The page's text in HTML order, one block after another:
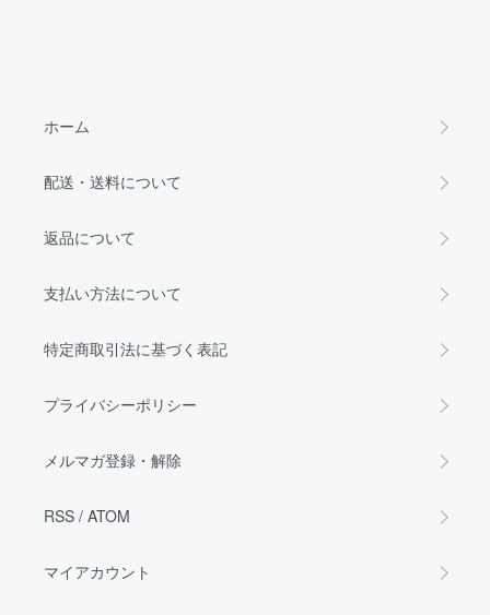
ホーム
配送・送料について
返品について
支払い方法について
特定商取引法に基づく表記
プライバシーポリシー
メルマガ登録・解除
RSS / ATOM
マイアカウント